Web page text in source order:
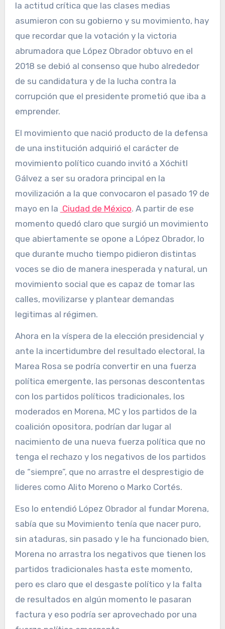
la actitud crítica que las clases medias
asumieron con su gobierno y su movimiento, hay
que recordar que la votación y la victoria
abrumadora que López Obrador obtuvo en el
2018 se debió al consenso que hubo alrededor
de su candidatura y de la lucha contra la
corrupción que el presidente prometió que iba a
emprender.
El movimiento que nació producto de la defensa
de una institución adquirió el carácter de
movimiento político cuando invitó a Xóchitl
Gálvez a ser su oradora principal en la
movilización a la que convocaron el pasado 19 de
mayo en la Ciudad de México. A partir de ese
momento quedó claro que surgió un movimiento
que abiertamente se opone a López Obrador, lo
que durante mucho tiempo pidieron distintas
voces se dio de manera inesperada y natural, un
movimiento social que es capaz de tomar las
calles, movilizarse y plantear demandas
legitimas al régimen.
Ahora en la víspera de la elección presidencial y
ante la incertidumbre del resultado electoral, la
Marea Rosa se podría convertir en una fuerza
política emergente, las personas descontentas
con los partidos políticos tradicionales, los
moderados en Morena, MC y los partidos de la
coalición opositora, podrían dar lugar al
nacimiento de una nueva fuerza política que no
tenga el rechazo y los negativos de los partidos
de “siempre”, que no arrastre el desprestigio de
lideres como Alito Moreno o Marko Cortés.
Eso lo entendió López Obrador al fundar Morena,
sabía que su Movimiento tenía que nacer puro,
sin ataduras, sin pasado y le ha funcionado bien,
Morena no arrastra los negativos que tienen los
partidos tradicionales hasta este momento,
pero es claro que el desgaste político y la falta
de resultados en algún momento le pasaran
factura y eso podría ser aprovechado por una